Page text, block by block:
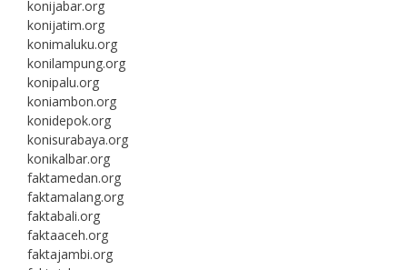
konijabar.org
konijatim.org
konimaluku.org
konilampung.org
konipalu.org
koniambon.org
konidepok.org
konisurabaya.org
konikalbar.org
faktamedan.org
faktamalang.org
faktabali.org
faktaaceh.org
faktajambi.org